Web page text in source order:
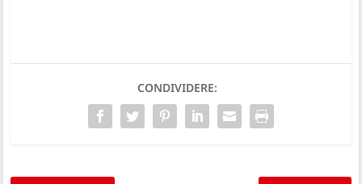
CONDIVIDERE: